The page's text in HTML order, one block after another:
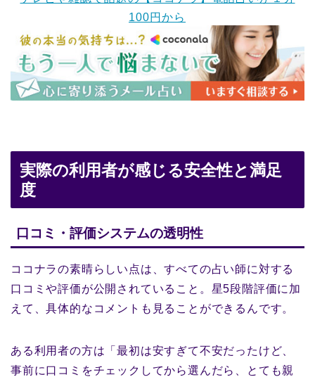
100円から
実際の利用者が感じる安全性と満足
度
口コミ・評価システムの透明性
ココナラの素晴らしい点は、すべての占い師に対する
口コミや評価が公開されていること。星5段階評価に加
えて、具体的なコメントも見ることができるんです。
ある利用者の方は「最初は安すぎて不安だったけど、
事前に口コミをチェックしてから選んだら、とても親